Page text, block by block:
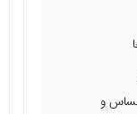
و